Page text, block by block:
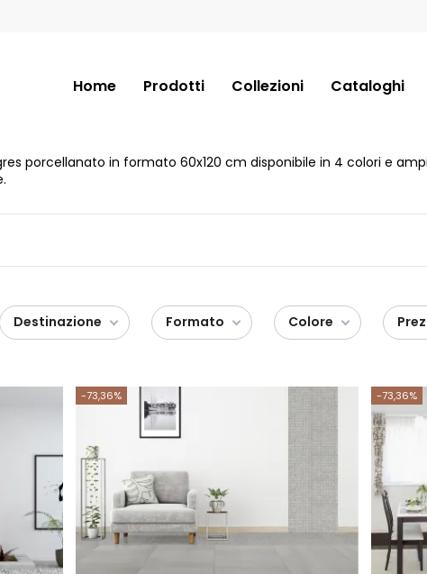
Home Prodotti Collezioni Cataloghi
porcellanato in formato 60x120 cm disponibile in 4 colori e
Destinazione Formato Colore
-73,36% -73,36%